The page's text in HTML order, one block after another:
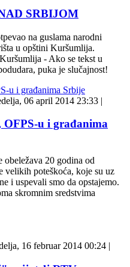
SRBIJOM
na guslama narodni
u opštini Kuršumlija.
- Ako se tekst u
puka je slučajnost!
06 april 2014 23:33 |
OFPS-u i građanima
20 godina od
velikih poteškoća, koje su uz
i uspevali smo da opstajemo.
skromnim sredstvima
16 februar 2014 00:24 |